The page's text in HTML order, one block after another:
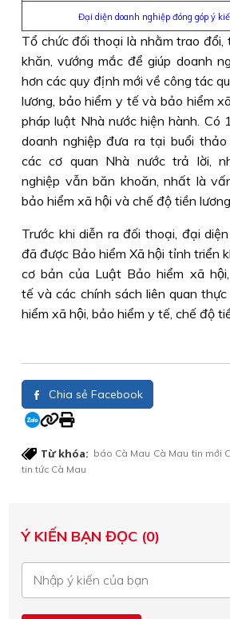
Đại diện doanh nghiệp đóng góp ý
Tổ chức đối thoại là nhằm trao đổi,
khăn, vướng mắc để giúp doanh
hơn các quy định mới về công tác
lương, bảo hiểm y tế và bảo hiểm
pháp luật Nhà nước hiện hành. Có
doanh nghiệp đưa ra tại buổi
các cơ quan Nhà nước trả lời,
nghiệp vẫn băn khoăn, nhất là
bảo hiểm xã hội và chế độ tiền
Trước khi diễn ra đối thoại, đại
đã được Bảo hiểm Xã hội tỉnh triển
cơ bản của Luật Bảo hiểm xã
tế và các chính sách liên quan
hiểm xã hội, bảo hiểm y tế, chế độ
Chia sẻ Facebook
Từ khóa: báo Cà Mau Cà Mau tin mới
tin tức Cà Mau
Ý KIẾN BẠN ĐỌC (0)